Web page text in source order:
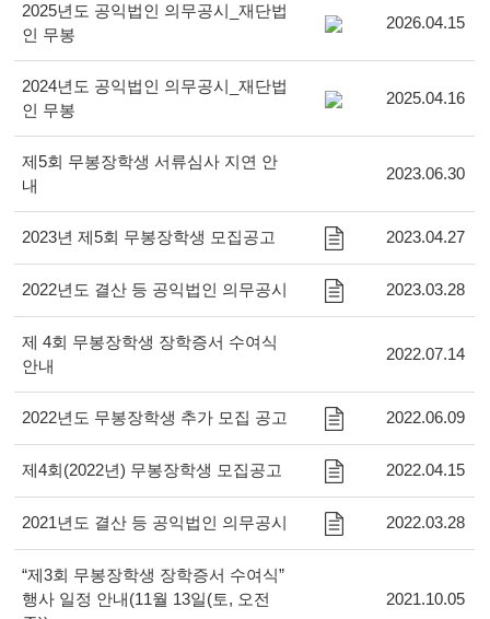
2025년도 공익법인 의무공시_재단법
인 무봉
2026.04.15
2024년도 공익법인 의무공시_재단법
인 무봉
2025.04.16
제5회 무봉장학생 서류심사 지연 안
내
2023.06.30
2023년 제5회 무봉장학생 모집공고 2023.04.27
2022년도 결산 등 공익법인 의무공시 2023.03.28
제 4회 무봉장학생 장학증서 수여식
안내
2022.07.14
2022년도 무봉장학생 추가 모집 공고 2022.06.09
제4회(2022년) 무봉장학생 모집공고 2022.04.15
2021년도 결산 등 공익법인 의무공시 2022.03.28
“제3회 무봉장학생 장학증서 수여식”
행사 일정 안내(11월 13일(토, 오전
2021.10.05